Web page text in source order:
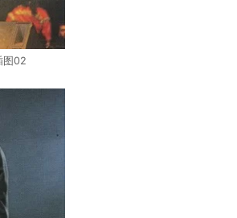
图02